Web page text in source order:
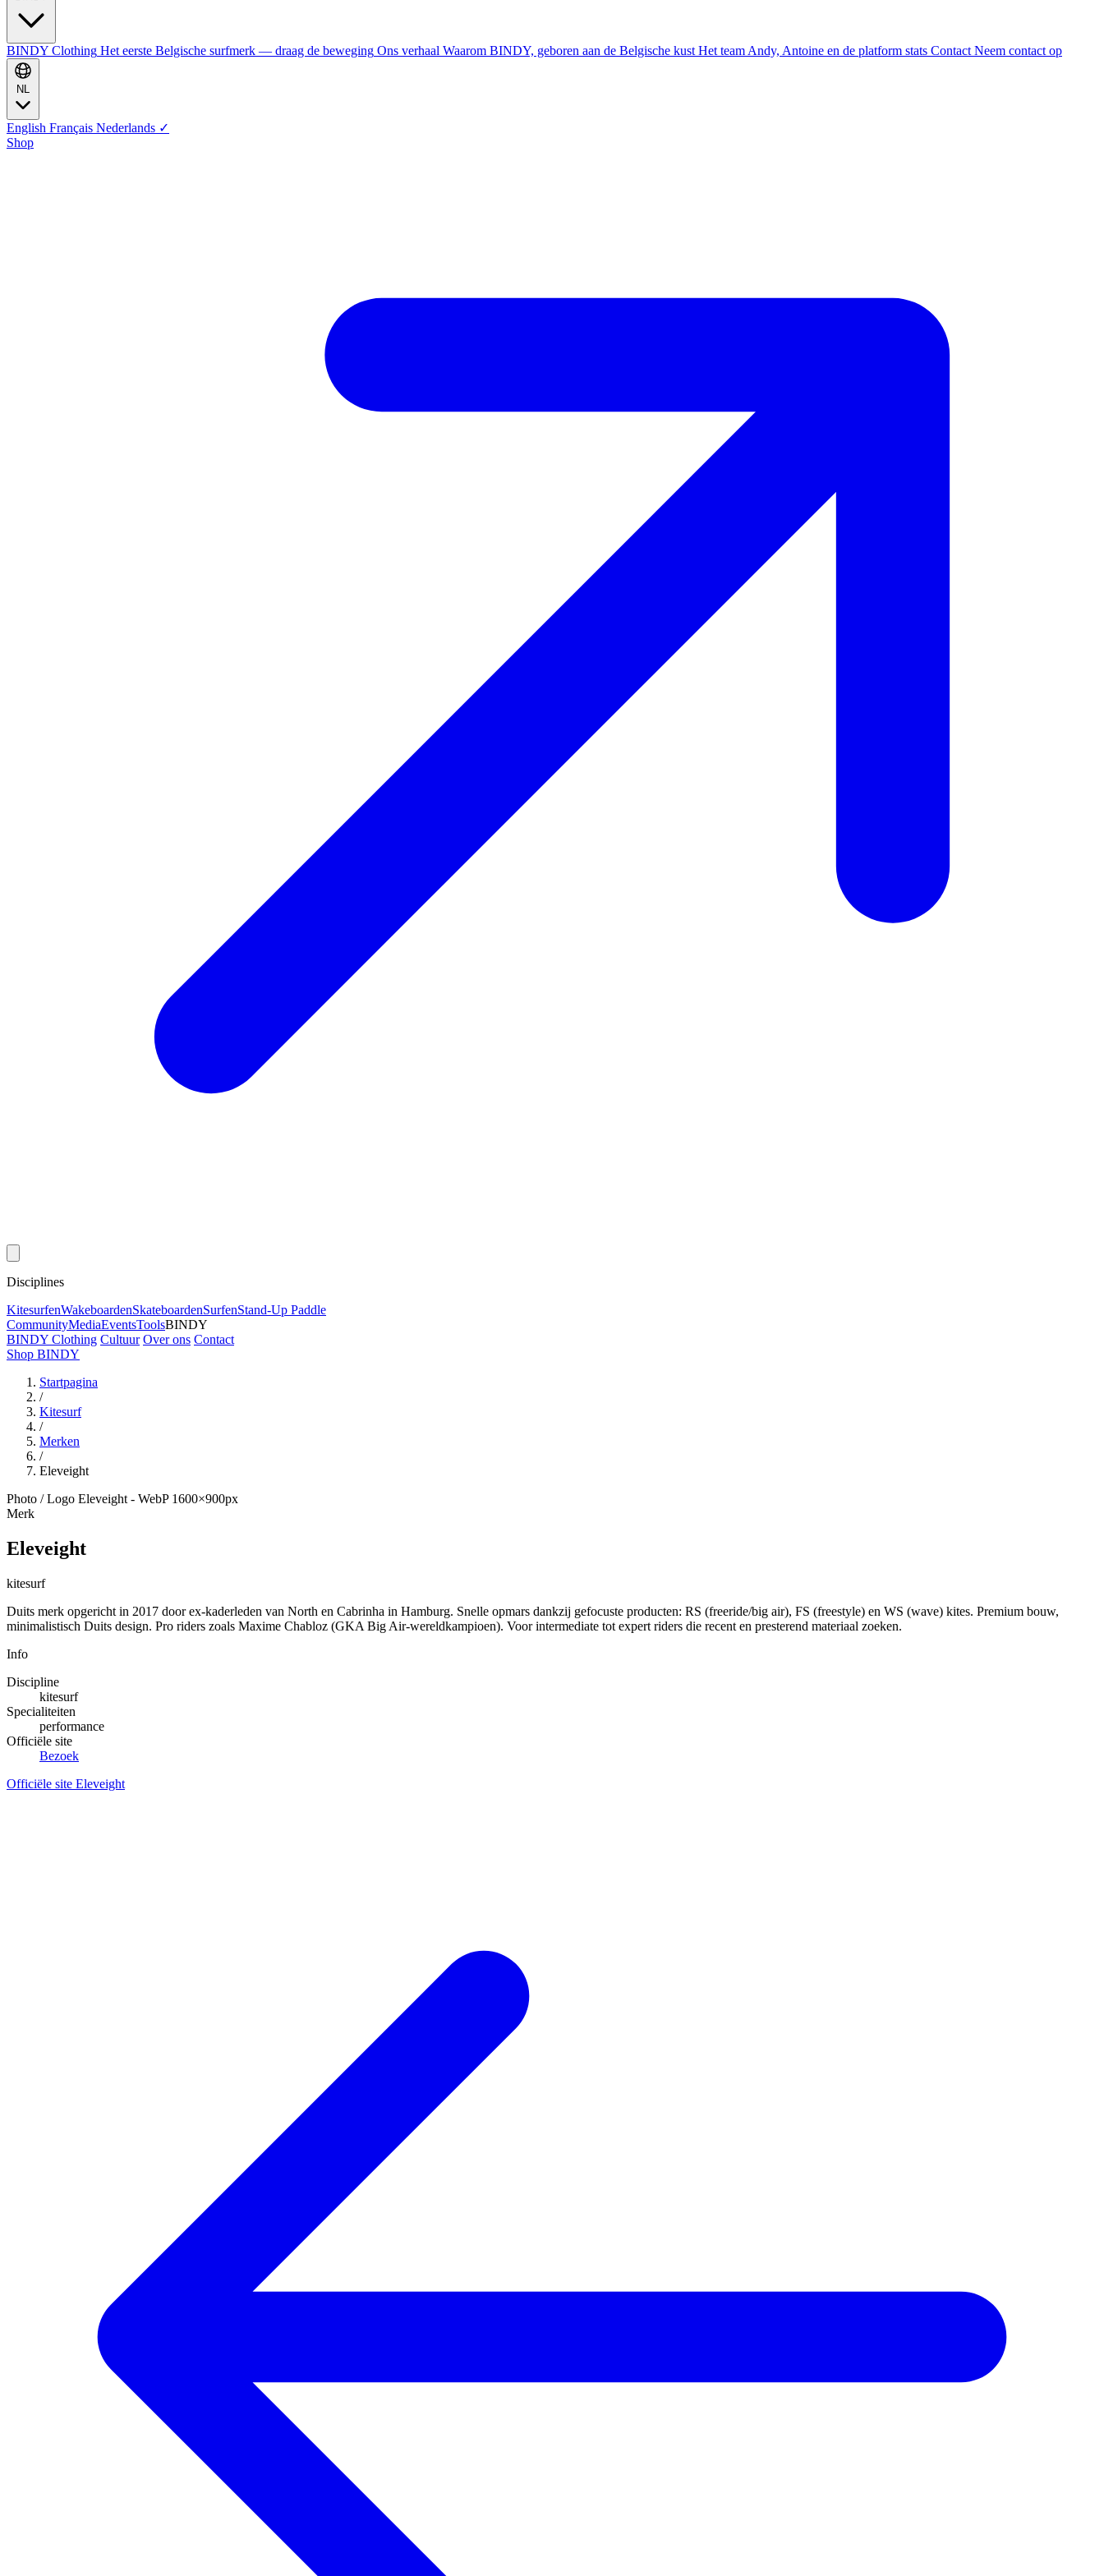
BINDY Clothing Het eerste Belgische surfmerk — draag de beweging Ons verhaal Waarom BINDY, geboren aan de Belgische kust Het team Andy, Antoine en de platform stats Contact Neem contact op
English Français Nederlands ✓
Shop
Disciplines
KitesurfenWakeboardenSkateboardenSurfenStand-Up Paddle
CommunityMediaEventsToolsBINDY
BINDY Clothing Cultuur Over ons Contact
Shop BINDY
Startpagina
/
Kitesurf
/
Merken
/
Eleveight
Photo / Logo Eleveight - WebP 1600×900px
Merk
Eleveight
kitesurf
Duits merk opgericht in 2017 door ex-kaderleden van North en Cabrinha in Hamburg. Snelle opmars dankzij gefocuste producten: RS (freeride/big air), FS (freestyle) en WS (wave) kites. Premium bouw,
minimalistisch Duits design. Pro riders zoals Maxime Chabloz (GKA Big Air-wereldkampioen). Voor intermediate tot expert riders die recent en presterend materiaal zoeken.
Info
Discipline
kitesurf
Specialiteiten
performance
Officiële site
Bezoek
Officiële site Eleveight